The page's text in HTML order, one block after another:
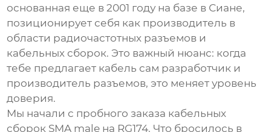
основанная еще в 2001 году на базе в Сиане,
позиционирует себя как производитель в
области радиочастотных разъемов и
кабельных сборок. Это важный нюанс: когда
тебе предлагает кабель сам разработчик и
производитель разъемов, это меняет уровень
доверия.
Мы начали с пробного заказа кабельных
сборок SMA male на RG174. Что бросилось в